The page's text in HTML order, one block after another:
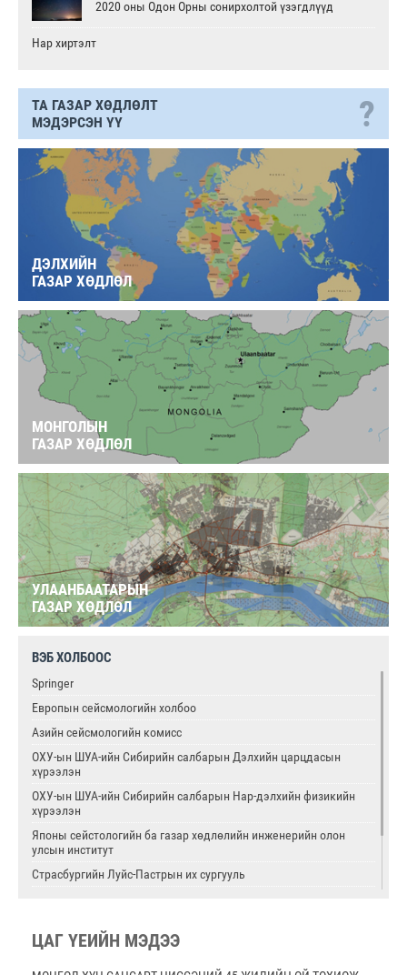
2020 оны Одон Орны сонирхолтой үзэгдлүүд
Нар хиртэлт
ТА ГАЗАР ХӨДЛӨЛТ
МЭДЭРСЭН ҮҮ
?
ДЭЛХИЙН
ГАЗАР ХӨДЛӨЛ
МОНГОЛЫН
ГАЗАР ХӨДЛӨЛ
УЛААНБААТАРЫН
ГАЗАР ХӨДЛӨЛ
ВЭБ ХОЛБООС
Springer
Европын сейсмологийн холбоо
Азийн сейсмологийн комисс
ОХУ-ын ШУА-ийн Сибирийн салбарын Дэлхийн царцдасын
хүрээлэн
ОХУ-ын ШУА-ийн Сибирийн салбарын Нар-дэлхийн физикийн
хүрээлэн
Японы сейстологийн ба газар хөдлөлийн инженерийн олон
улсын институт
Страсбургийн Луйс-Пастрын их сургууль
Олон улсын сейсмологийн ба дэлхийн физикийн холбоо
ЦАГ ҮЕИЙН МЭДЭЭ